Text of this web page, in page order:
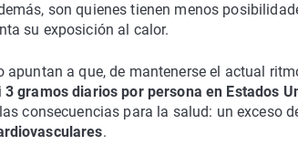
son quienes tienen menos
su exposición al calor.
apuntan a que, de mantenerse el actual
3 gramos diarios por persona en Estados
consecuencias para la salud: un exceso
.